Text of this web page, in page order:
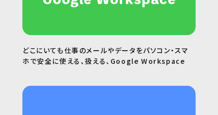
どこにいても仕事のメールやデータをパソコン・スマ
ホで安全に使える、扱える、Google Workspace